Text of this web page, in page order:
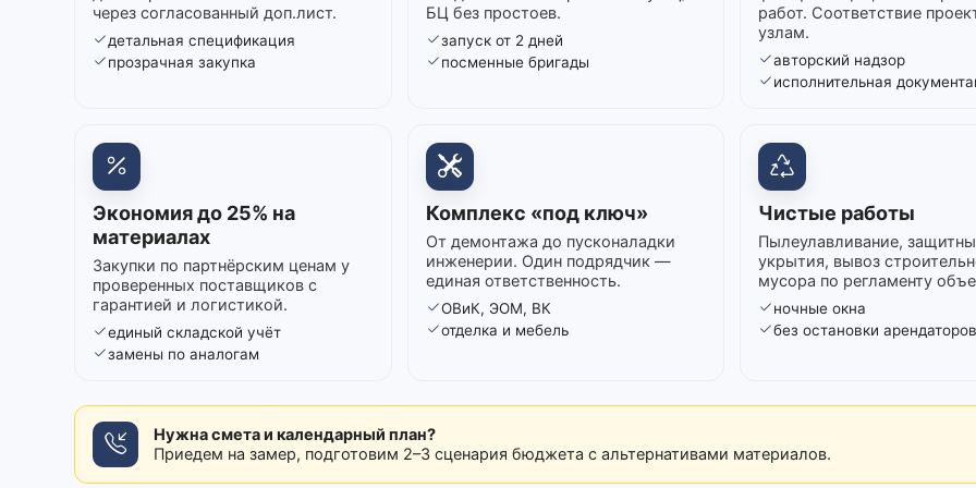
через согласованный доп.лист.
детальная спецификация
прозрачная закупка
БЦ без простоев.
запуск от 2 дней
посменные бригады
работ. Соответствие
узлам.
авторский надзор
исполнительная
Экономия до 25% на
материалах
Закупки по партнёрским ценам у
проверенных поставщиков с
гарантией и логистикой.
единый складской учёт
замены по аналогам
Комплекс «под ключ»
От демонтажа до пусконаладки
инженерии. Один подрядчик —
единая ответственность.
ОВиК, ЭОМ, ВК
отделка и мебель
Чистые работы
Пылеулавливание,
укрытия, вывоз
мусора по регламенту
ночные окна
без остановки арендаторов
Нужна смета и календарный план?
Приедем на замер, подготовим 2–3 сценария бюджета с альтернативами материалов.